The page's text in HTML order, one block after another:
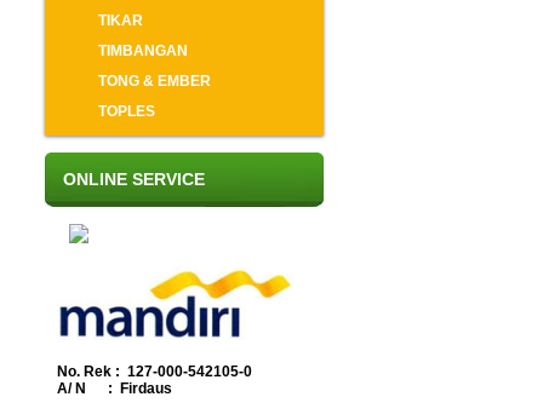
TIKAR
TIMBANGAN
TONG & EMBER
TOPLES
ONLINE SERVICE
No. Rek : 127-000-542105-0
A/ N : Firdaus